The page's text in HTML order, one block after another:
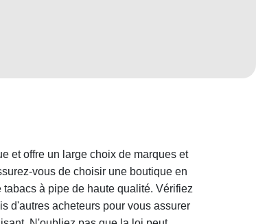
et offre un large choix de marques et
vous de choisir une boutique en
à pipe de haute qualité. Vérifiez
d'autres acheteurs pour vous assurer